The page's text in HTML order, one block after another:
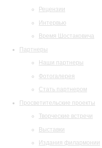
Рецензии
Интервью
Время Шостаковича
Партнеры
Наши партнеры
Фотогалерея
Стать партнером
Просветительские проекты
Творческие встречи
Выставки
Издания филармонии